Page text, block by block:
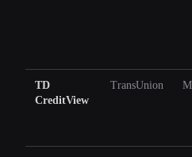
TD
CreditView
TransUnion